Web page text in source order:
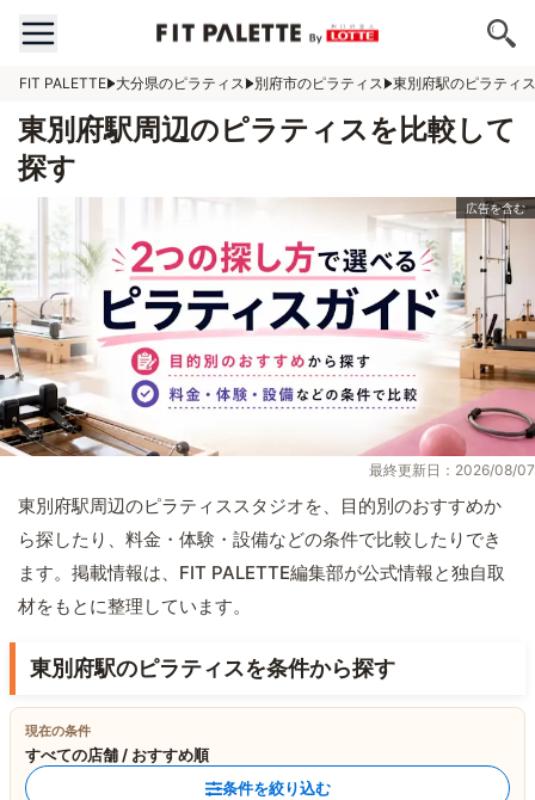
FIT PALETTE 大分県のピラティス 別府市のピラティス 東別府駅のピラティス
東別府駅周辺のピラティスを比較して
探す
最終更新日：2026/08/07
東別府駅周辺のピラティススタジオを、目的別のおすすめか
ら探したり、料金・体験・設備などの条件で比較したりでき
ます。掲載情報は、FIT PALETTE編集部が公式情報と独自取
材をもとに整理しています。
東別府駅のピラティスを条件から探す
現在の条件
すべての店舗 / おすすめ順
条件を絞り込む